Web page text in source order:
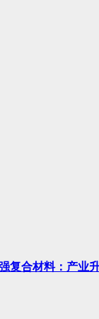
复合材料：产业